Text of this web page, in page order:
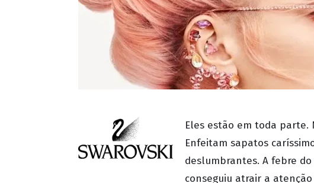
Eles estão em toda parte.
Enfeitam sapatos
deslumbrantes. A febre
conseguiu atrair a